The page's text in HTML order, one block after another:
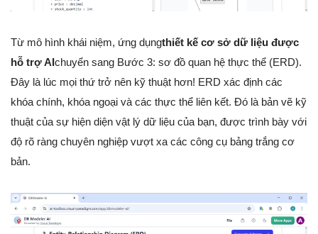
Từ mô hình khái niệm, ứng dụngthiết kế cơ sở dữ liệu được
hỗ trợ AIchuyển sang Bước 3: sơ đồ quan hệ thực thể (ERD).
Đây là lúc mọi thứ trở nên kỹ thuật hơn! ERD xác định các
khóa chính, khóa ngoại và các thực thể liên kết. Đó là bản vẽ kỹ
thuật của sự hiện diện vật lý dữ liệu của bạn, được trình bày với
độ rõ ràng chuyên nghiệp vượt xa các công cụ bảng trắng cơ
bản.